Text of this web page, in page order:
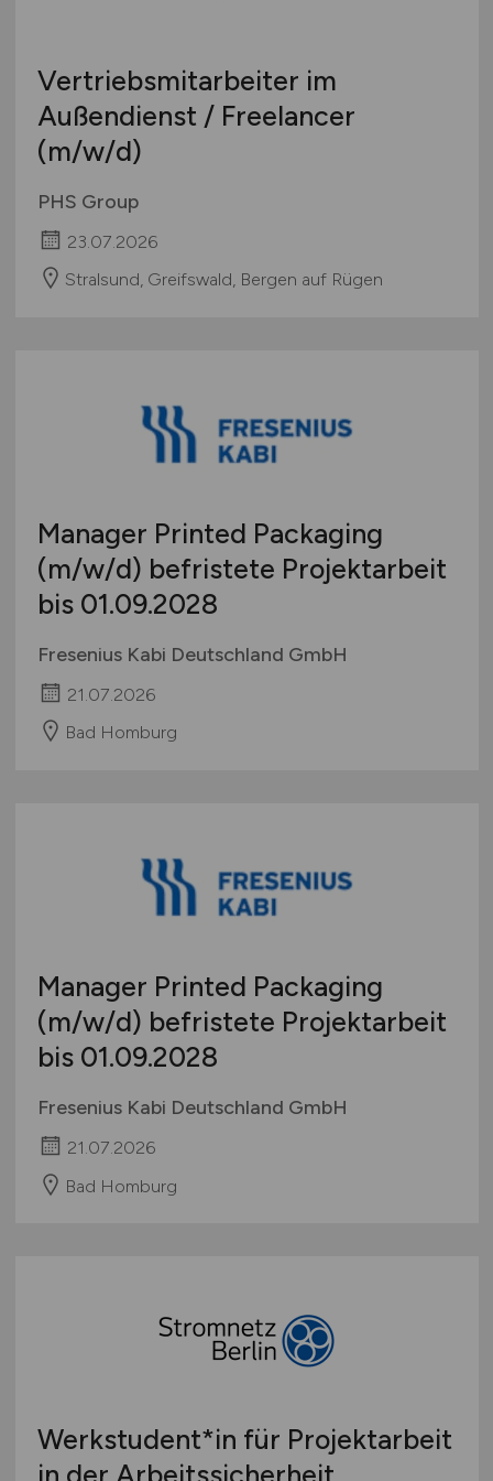
Vertriebsmitarbeiter im
Außendienst / Freelancer
(m/w/d)
PHS Group
23.07.2026
Stralsund, Greifswald, Bergen auf Rügen
Manager Printed Packaging
(m/w/d) befristete Projektarbeit
bis 01.09.2028
Fresenius Kabi Deutschland GmbH
21.07.2026
Bad Homburg
Manager Printed Packaging
(m/w/d) befristete Projektarbeit
bis 01.09.2028
Fresenius Kabi Deutschland GmbH
21.07.2026
Bad Homburg
Werkstudent*in für Projektarbeit